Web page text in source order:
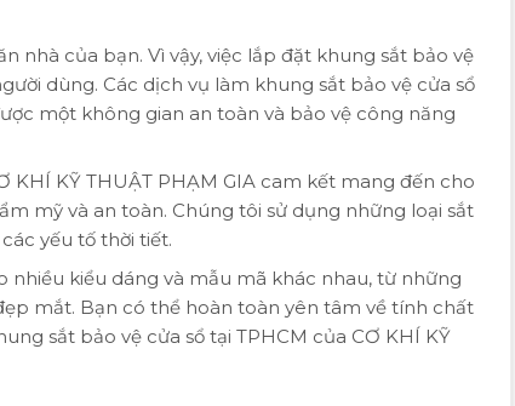
nhà của bạn. Vì vậy, việc lắp đặt khung sắt bảo vệ
dùng. Các dịch vụ làm khung sắt bảo vệ cửa sổ
một không gian an toàn và bảo vệ công năng
KHÍ KỸ THUẬT PHẠM GIA cam kết mang đến cho
mỹ và an toàn. Chúng tôi sử dụng những loại sắt
yếu tố thời tiết.
nhiều kiểu dáng và mẫu mã khác nhau, từ những
mắt. Bạn có thể hoàn toàn yên tâm về tính chất
sắt bảo vệ cửa sổ tại TPHCM của CƠ KHÍ KỸ